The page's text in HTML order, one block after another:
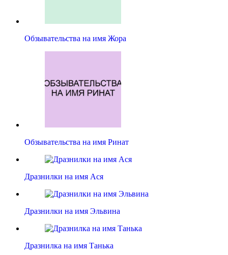
Обзывательства на имя Жора
Обзывательства на имя Ринат
Дразнилки на имя Ася
Дразнилки на имя Эльвина
Дразнилка на имя Танька